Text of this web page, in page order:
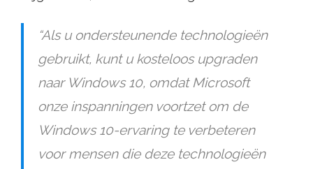
“Als u ondersteunende technologieën
gebruikt, kunt u kosteloos upgraden
naar Windows 10, omdat Microsoft
onze inspanningen voortzet om de
Windows 10-ervaring te verbeteren
voor mensen die deze technologieën